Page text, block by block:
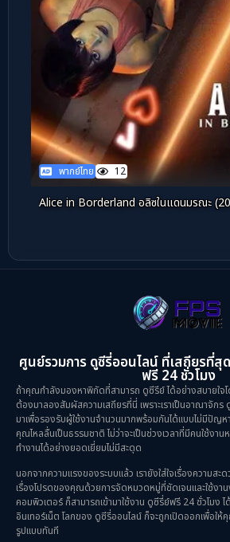
พากย์ไทย 12
Alice in Borderland อลิซในแดนมรณ
ศูนย์รวมการ ดูซีรี่ออนไลน์ ที่เสถียรที่สุ
ฟรี 24 ชั่วโมง
ถ้าคุณกำลังมองหาพิกัดที่สามารถ ดูซีรีย์ ได้อย่างสบายใจ
ต้องมาลองสัมผัสความเสถียรที่นี่ เพราะเราเป็นอาณาจัก
มาเพื่อรองรับผู้ใช้งานจำนวนมากพร้อมกันได้แบบไม่มีปัญ
คุณไหลลื่นเป็นธรรมชาติ ไม่ว่าจะเป็นช่วงเวลาที่มีคนใช้งา
ทำงานได้อย่างยอดเยี่ยมไม่มีสะดุด
นอกจากความแรงของระบบแล้ว เรายังใส่ใจเรื่องความส
เรื่องโปรดของคุณด้วยการจัดหมวดหมู่ที่ชัดเจนและใช้งา
คอมพิวเตอร์ ก็สามารถเข้ามาใช้งาน ดูซีรี่ย์ฟรี 24 ชั่วโมง
อินเทอร์เน็ต โลกของ ดูซีรี่ออนไลน์ ก็จะถูกเปิดออกเพื่อให้
รูปแบบทันที